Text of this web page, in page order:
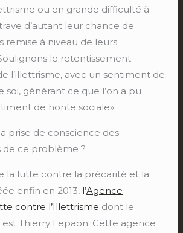
ou en grande difficulté à
d’autant leur chance de
remise à niveau de leurs
le retentissement
l’illettrisme, avec un sentiment de
soi, générant ce que l’on a pu
de honte sociale».
prise de conscience des
ce problème ?
la lutte contre la précarité et la
enfin en 2013, l’Agence
contre l’Illettrisme dont le
Thierry Lepaon. Cette agence